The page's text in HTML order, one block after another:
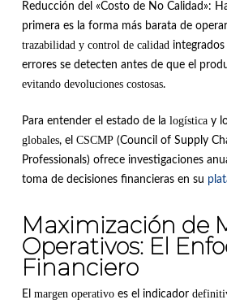
Reducción del «Costo de No Calidad»:
primera es la forma más barata de
trazabilidad y control de calidadintegrados
errores se detecten antes de que el
evitando devoluciones costosas.
Para entender el estado de la logísticay
globales, el CSCMP(Council of Supply
Professionals) ofrece investigaciones
toma de decisiones financieras en su
Maximización de
Operativos: El
Financiero
El margen operativoes el indicador